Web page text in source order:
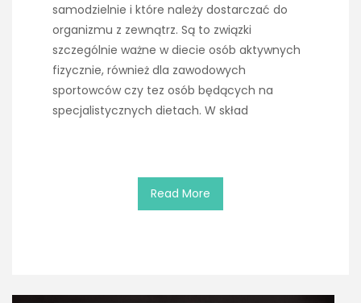
samodzielnie i które należy dostarczać do
organizmu z zewnątrz. Są to związki
szczególnie ważne w diecie osób aktywnych
fizycznie, również dla zawodowych
sportowców czy tez osób będących na
specjalistycznych dietach. W skład
Read More